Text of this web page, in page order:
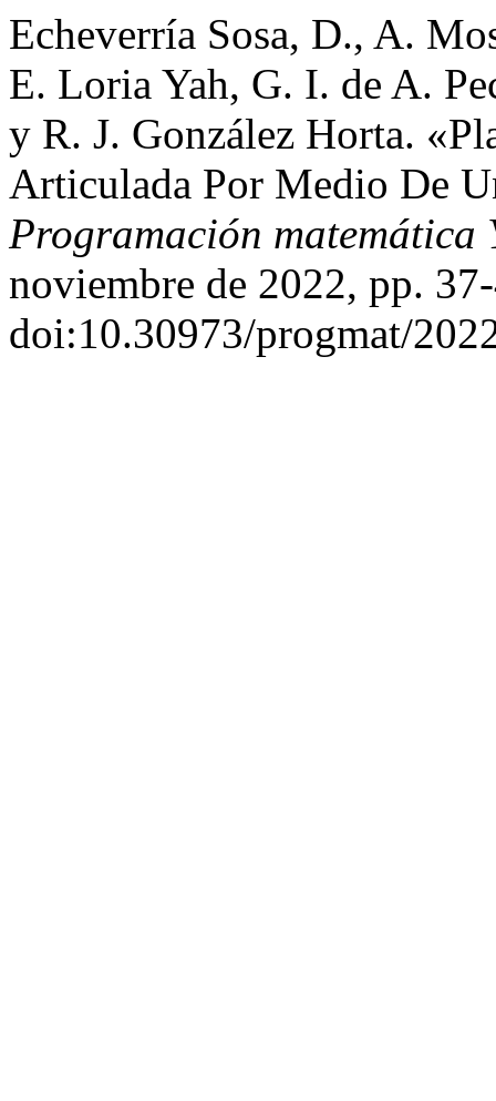
Echeverría Sosa, D., A.
E. Loria Yah, G. I. de A.
y R. J. González Horta.
Articulada Por Medio De
Programación matemática
noviembre de 2022, pp.
doi:10.30973/progmat/